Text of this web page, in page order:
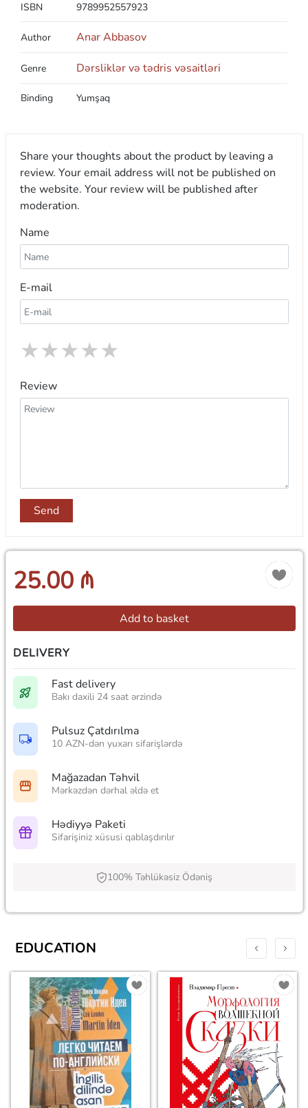
ISBN 9789952557923
Author Anar Abbasov
Genre Dərsliklər və tədris vəsaitləri
Binding Yumşaq
Share your thoughts about the product by leaving a
review. Your email address will not be published on
the website. Your review will be published after
moderation.
Name
E-mail
★
★
★
★
★
Review
Send
25.00 ₼
Add to basket
DELIVERY
Fast delivery
Bakı daxili 24 saat ərzində
Pulsuz Çatdırılma
10 AZN-dən yuxarı sifarişlərdə
Mağazadan Təhvil
Mərkəzdən dərhal əldə et
Hədiyyə Paketi
Sifarişiniz xüsusi qablaşdırılır
100% Təhlükəsiz Ödəniş
EDUCATION